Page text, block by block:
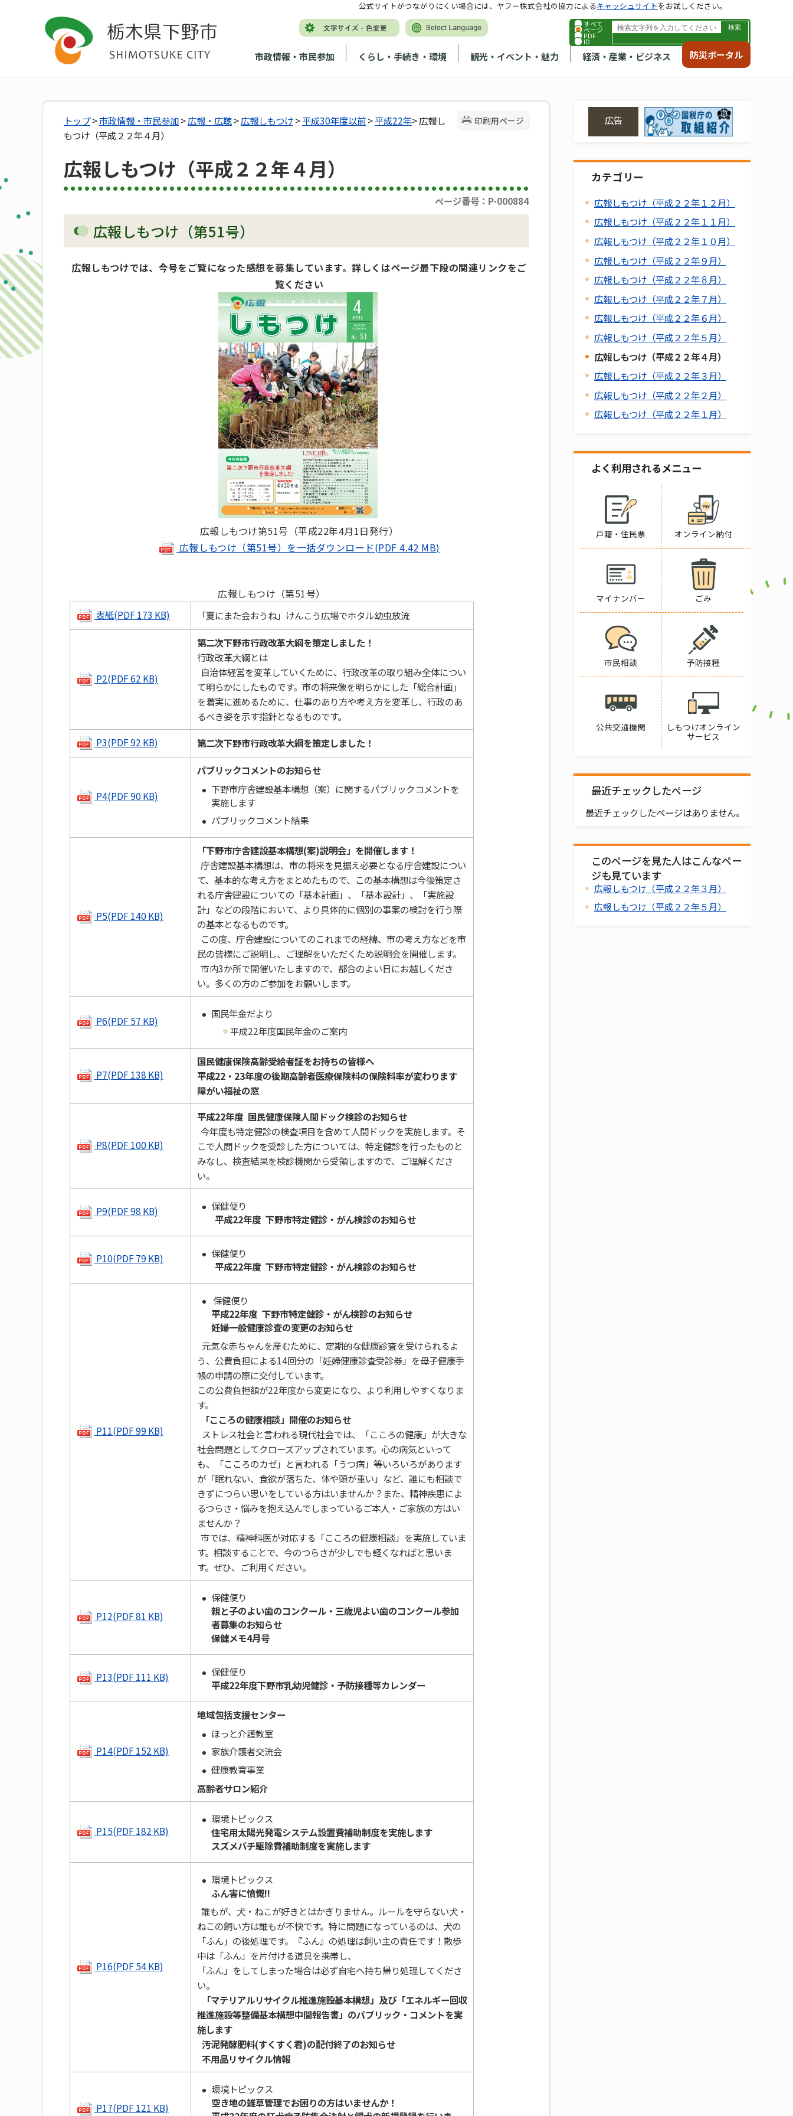
すべて
ページ
PDF
ID
市政情報・市民参加 くらし・手続き・環境 観光・イベント・魅力 経済・産業・ビジネス 防災ポータル
公式サイトがつながりにくい場合には、ヤフー株式会社の協力によるキャッシュサイトをお試しください。
印刷用ページ
トップ>市政情報・市民参加>広報・広聴>広報しもつけ>平成30年度以前>平成22年> 広報し
もつけ（平成２２年４月）
広報しもつけ（平成２２年４月）
ページ番号：P-000884
広報しもつけ（第51号）
広報しもつけでは、今号をご覧になった感想を募集しています。詳しくはページ最下段の関連リンクをご
覧ください
広報しもつけ第51号（平成22年4月1日発行）
広報しもつけ（第51号）を一括ダウンロード(PDF 4.42 MB)
広報しもつけ（第51号）
表紙(PDF 173 KB) 「夏にまた会おうね」けんこう広場でホタル幼虫放流
P2(PDF 62 KB)
第二次下野市行政改革大綱を策定しました！
行政改革大綱とは
自治体経営を変革していくために、行政改革の取り組み全体につい
て明らかにしたものです。市の将来像を明らかにした「総合計画」
を着実に進めるために、仕事のあり方や考え方を変革し、行政のあ
るべき姿を示す指針となるものです。
P3(PDF 92 KB)
第二次下野市行政改革大綱を策定しました！
P4(PDF 90 KB)
パブリックコメントのお知らせ
下野市庁舎建設基本構想（案）に関するパブリックコメントを
実施します
パブリックコメント結果
P5(PDF 140 KB)
「下野市庁舎建設基本構想(案)説明会」を開催します！
庁舎建設基本構想は、市の将来を見据え必要となる庁舎建設につい
て、基本的な考え方をまとめたもので、この基本構想は今後策定さ
れる庁舎建設についての「基本計画」、「基本設計」、「実施設
計」などの段階において、より具体的に個別の事案の検討を行う際
の基本となるものです。
この度、庁舎建設についてのこれまでの経緯、市の考え方などを市
民の皆様にご説明し、ご理解をいただくため説明会を開催します。
市内3か所で開催いたしますので、都合のよい日にお越しくださ
い。多くの方のご参加をお願いします。
P6(PDF 57 KB)
国民年金だより
平成22年度国民年金のご案内
P7(PDF 138 KB)
国民健康保険高齢受給者証をお持ちの皆様へ
平成22・23年度の後期高齢者医療保険料の保険料率が変わります
障がい福祉の窓
P8(PDF 100 KB)
平成22年度 国民健康保険人間ドック検診のお知らせ
今年度も特定健診の検査項目を含めて人間ドックを実施します。そ
こで人間ドックを受診した方については、特定健診を行ったものと
みなし、検査結果を検診機関から受領しますので、ご理解くださ
い。
P9(PDF 98 KB)
保健便り
平成22年度 下野市特定健診・がん検診のお知らせ
P10(PDF 79 KB)
保健便り
平成22年度 下野市特定健診・がん検診のお知らせ
P11(PDF 99 KB)
保健便り
平成22年度 下野市特定健診・がん検診のお知らせ
妊婦一般健康診査の変更のお知らせ
元気な赤ちゃんを産むために、定期的な健康診査を受けられるよ
う、公費負担による14回分の「妊婦健康診査受診券」を母子健康手
帳の申請の際に交付しています。
この公費負担額が22年度から変更になり、より利用しやすくなりま
す。
「こころの健康相談」開催のお知らせ
ストレス社会と言われる現代社会では、「こころの健康」が大きな
社会問題としてクローズアップされています。心の病気といって
も、「こころのカゼ」と言われる「うつ病」等いろいろがあります
が「眠れない、食欲が落ちた、体や頭が重い」など、誰にも相談で
きずにつらい思いをしている方はいませんか？また、精神疾患によ
るつらさ・悩みを抱え込んでしまっているご本人・ご家族の方はい
ませんか？
市では、精神科医が対応する「こころの健康相談」を実施していま
す。相談することで、今のつらさが少しでも軽くなればと思いま
す。ぜひ、ご利用ください。
P12(PDF 81 KB)
保健便り
親と子のよい歯のコンクール・三歳児よい歯のコンクール参加
者募集のお知らせ
保健メモ4月号
P13(PDF 111 KB)
保健便り
平成22年度下野市乳幼児健診・予防接種等カレンダー
P14(PDF 152 KB)
地域包括支援センター
ほっと介護教室
家族介護者交流会
健康教育事業
高齢者サロン紹介
P15(PDF 182 KB)
環境トピックス
住宅用太陽光発電システム設置費補助制度を実施します
スズメバチ駆除費補助制度を実施します
P16(PDF 54 KB)
環境トピックス
ふん害に憤慨!!
誰もが、犬・ねこが好きとはかぎりません。ルールを守らない犬・
ねこの飼い方は誰もが不快です。特に問題になっているのは、犬の
「ふん」の後処理です。『ふん』の処理は飼い主の責任です！散歩
中は「ふん」を片付ける道具を携帯し、
「ふん」をしてしまった場合は必ず自宅へ持ち帰り処理してくださ
い。
「マテリアルリサイクル推進施設基本構想」及び「エネルギー回収
推進施設等整備基本構想中間報告書」のパブリック・コメントを実
施します
汚泥発酵肥料(すくすく君)の配付終了のお知らせ
不用品リサイクル情報
P17(PDF 121 KB)
環境トピックス
空き地の雑草管理でお困りの方はいませんか！
広告
カテゴリー
広報しもつけ（平成２２年１２月）
広報しもつけ（平成２２年１１月）
広報しもつけ（平成２２年１０月）
広報しもつけ（平成２２年９月）
広報しもつけ（平成２２年８月）
広報しもつけ（平成２２年７月）
広報しもつけ（平成２２年６月）
広報しもつけ（平成２２年５月）
広報しもつけ（平成２２年４月）
広報しもつけ（平成２２年３月）
広報しもつけ（平成２２年２月）
広報しもつけ（平成２２年１月）
よく利用されるメニュー
戸籍・住民票 オンライン納付
マイナンバー ごみ
市民相談 予防接種
公共交通機関
しもつけオンライン
サービス
最近チェックしたページ
最近チェックしたページはありません。
このページを見た人はこんなペー
ジも見ています
広報しもつけ（平成２２年３月）
広報しもつけ（平成２２年５月）